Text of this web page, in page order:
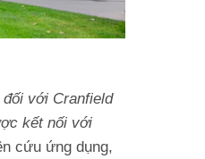
với Cranfield
kết nối với
cứu ứng dụng,